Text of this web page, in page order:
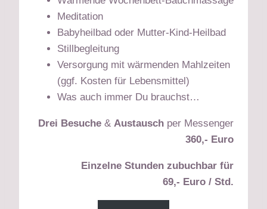
Meditation
Babyheilbad oder Mutter-Kind-Heilbad
Stillbegleitung
Versorgung mit wärmenden Mahlzeiten
(ggf. Kosten für Lebensmittel)
Was auch immer Du brauchst…
Drei Besuche & Austausch per Messenger
360,- Euro
Einzelne Stunden zubuchbar für
69,- Euro / Std.